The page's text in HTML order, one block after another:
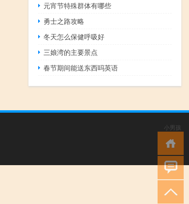
元宵节特殊群体有哪些
勇士之路攻略
冬天怎么保健呼吸好
三娘湾的主要景点
春节期间能送东西吗英语
小男孩